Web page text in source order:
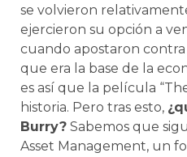
se volvieron
ejercieron su opción a
cuando apostaron
que era la base de la
es así que la película
historia. Pero tras esto,
Burry? Sabemos que
Asset Management, un